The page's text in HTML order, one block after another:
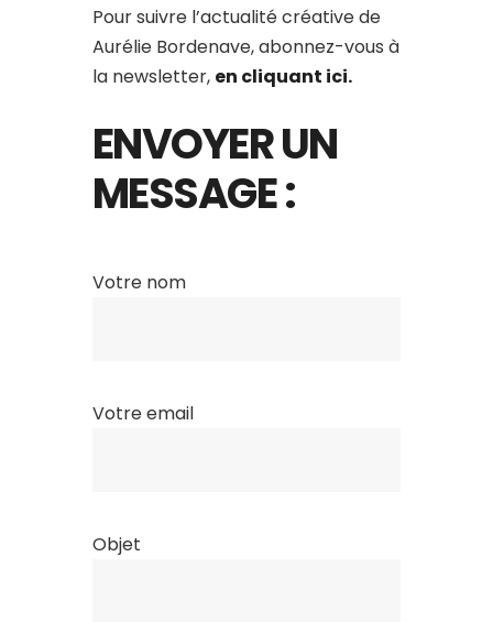
Pour suivre l’actualité créative de
Aurélie Bordenave, abonnez-vous à
la newsletter, en cliquant ici.
ENVOYER UN
MESSAGE:
Votre nom
Votre email
Objet